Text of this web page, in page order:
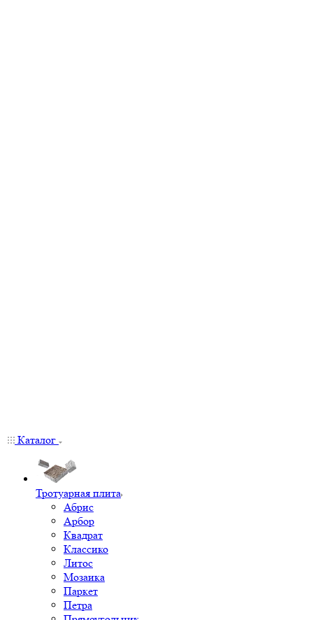
Каталог
Тротуарная плита
Абрис
Арбор
Квадрат
Классико
Литос
Мозаика
Паркет
Петра